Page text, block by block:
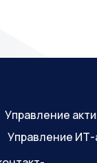
Управление ИТ-
Управление